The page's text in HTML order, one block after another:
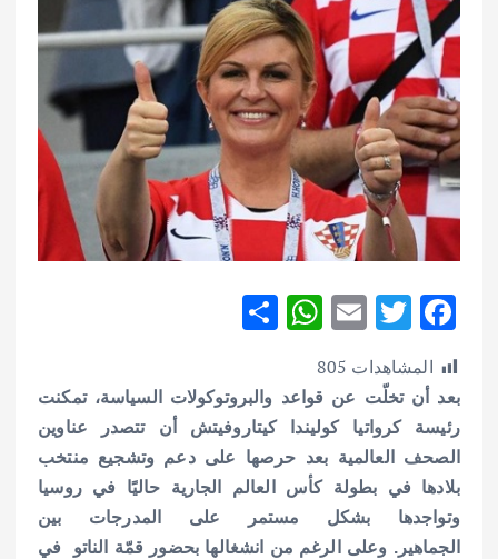
F
ac
e
b
o
o
k
T
w
it
te
r
E
m
ai
l
W
at
s
A
p
p
ar
e
المشاهدات 805
بعد أن تخلّت عن قواعد والبروتوكولات السياسة، تمكنت
رئيسة كرواتيا كوليندا كيتاروفيتش أن تتصدر عناوين
الصحف العالمية بعد حرصها على دعم وتشجيع منتخب
بلادها في بطولة كأس العالم الجارية حاليًا في روسيا
وتواجدها بشكل مستمر على المدرجات بين
الجماهير. وعلى الرغم من انشغالها بحضور قمّة الناتو في